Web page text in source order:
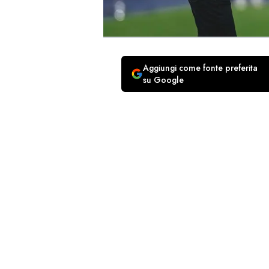
Aggiungi come fonte preferita
su Google